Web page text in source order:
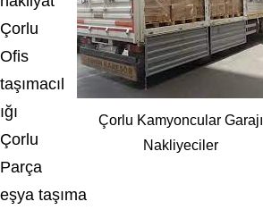
Çorlu Kamyoncular Garajı
Nakliyeciler
Çorlu
Ofis
taşımacıl
ığı
Çorlu
Parça
eşya taşıma